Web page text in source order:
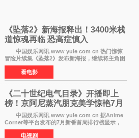
《坠落2》新海报释出！3400米栈
道惊魂再临 恐高症慎入
中国娱乐网讯 www yule com cn 热门惊悚
冒险片续集《坠落2》发布新海报，继续将主角困
于绝境高处——这一次，是摇摇欲坠的徒步栈
道。该片将于今年9月2日北美上映，恐高症患者
请提前做好心理
看电影
《二十世纪电气目录》开播即上
榜！京阿尼蒸汽朋克美学惊艳7月
新番季
中国娱乐网讯 www yule com cn 据Anime
Corner等平台发布的7月新番首周排行榜显示，
由京都动画制作的《二十世纪电气目录》在多个
榜单中表现亮眼，位列AniLab全球TOP10第十
电视剧